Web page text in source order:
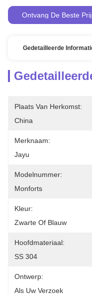
Ontvang De Beste
Gedetailleerde
Plaats Van Herkomst:
China
Merknaam:
Jayu
Modelnummer:
Monforts
Kleur:
Zwarte Of Blauw
Hoofdmateriaal:
SS 304
Ontwerp:
Als Uw Verzoek